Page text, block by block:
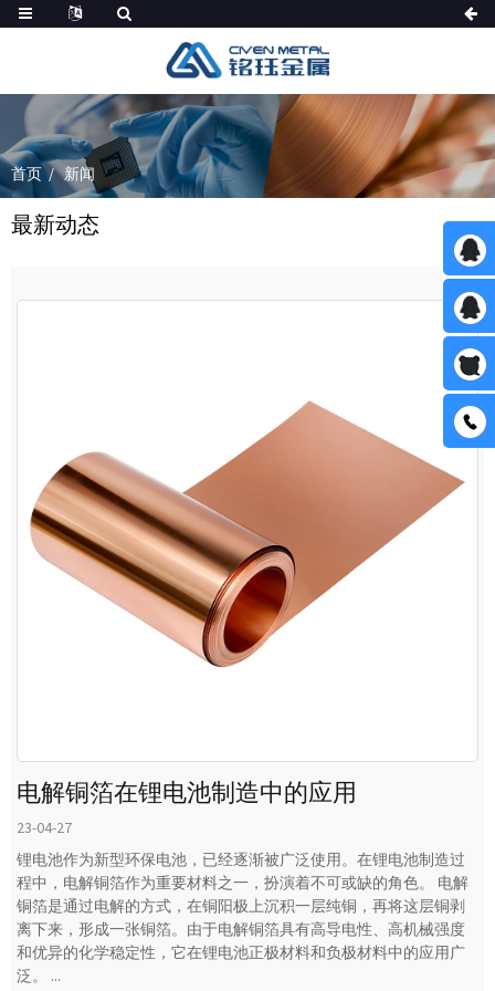
首页 新闻
最新动态
电解铜箔在锂电池制造中的应用
23-04-27
锂电池作为新型环保电池，已经逐渐被广泛使用。在锂电池制造过
程中，电解铜箔作为重要材料之一，扮演着不可或缺的角色。 电解
铜箔是通过电解的方式，在铜阳极上沉积一层纯铜，再将这层铜剥
离下来，形成一张铜箔。由于电解铜箔具有高导电性、高机械强度
和优异的化学稳定性，它在锂电池正极材料和负极材料中的应用广
泛。 ...